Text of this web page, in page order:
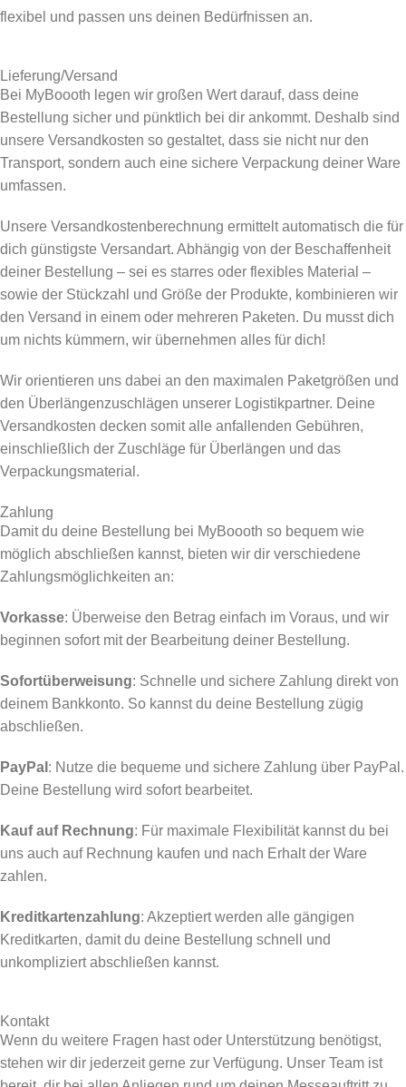
flexibel und passen uns deinen Bedürfnissen an.
Lieferung/Versand
Bei MyBoooth legen wir großen Wert darauf, dass deine
Bestellung sicher und pünktlich bei dir ankommt. Deshalb sind
unsere Versandkosten so gestaltet, dass sie nicht nur den
Transport, sondern auch eine sichere Verpackung deiner Ware
umfassen.
Unsere Versandkostenberechnung ermittelt automatisch die für
dich günstigste Versandart. Abhängig von der Beschaffenheit
deiner Bestellung – sei es starres oder flexibles Material –
sowie der Stückzahl und Größe der Produkte, kombinieren wir
den Versand in einem oder mehreren Paketen. Du musst dich
um nichts kümmern, wir übernehmen alles für dich!
Wir orientieren uns dabei an den maximalen Paketgrößen und
den Überlängenzuschlägen unserer Logistikpartner. Deine
Versandkosten decken somit alle anfallenden Gebühren,
einschließlich der Zuschläge für Überlängen und das
Verpackungsmaterial.
Zahlung
Damit du deine Bestellung bei MyBoooth so bequem wie
möglich abschließen kannst, bieten wir dir verschiedene
Zahlungsmöglichkeiten an:
Vorkasse: Überweise den Betrag einfach im Voraus, und wir
beginnen sofort mit der Bearbeitung deiner Bestellung.
Sofortüberweisung: Schnelle und sichere Zahlung direkt von
deinem Bankkonto. So kannst du deine Bestellung zügig
abschließen.
PayPal : Nutze die bequeme und sichere Zahlung über PayPal.
Deine Bestellung wird sofort bearbeitet.
Kauf auf Rechnung: Für maximale Flexibilität kannst du bei
uns auch auf Rechnung kaufen und nach Erhalt der Ware
zahlen.
Kreditkartenzahlung: Akzeptiert werden alle gängigen
Kreditkarten, damit du deine Bestellung schnell und
unkompliziert abschließen kannst.
Kontakt
Wenn du weitere Fragen hast oder Unterstützung benötigst,
stehen wir dir jederzeit gerne zur Verfügung. Unser Team ist